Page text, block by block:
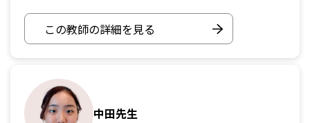
この教師の詳細を見る
中田先生